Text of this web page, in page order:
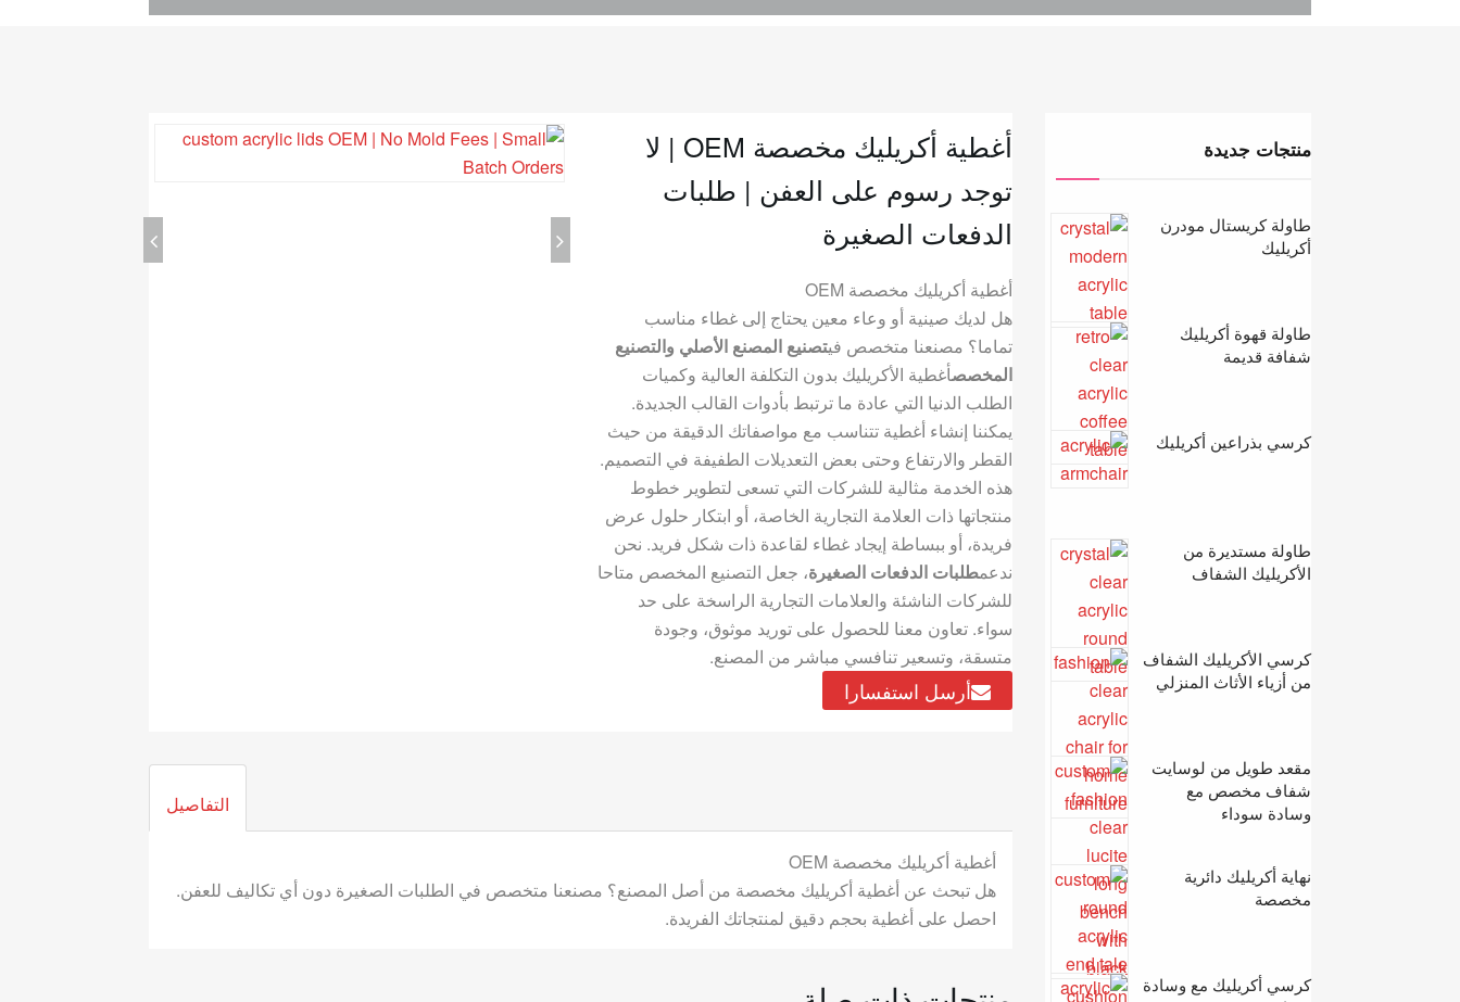
أغطية أكريليك مخصصة OEM | لا
توجد رسوم على العفن | طلبات
الدفعات الصغيرة
أغطية أكريليك مخصصة OEM
هل لديك صينية أو وعاء معين يحتاج إلى غطاء مناسب
تماما؟ مصنعنا متخصص فيتصنيع المصنع الأصلي والتصنيع
المخصصأغطية الأكريليك بدون التكلفة العالية وكميات
الطلب الدنيا التي عادة ما ترتبط بأدوات القالب الجديدة.
يمكننا إنشاء أغطية تتناسب مع مواصفاتك الدقيقة من حيث
القطر والارتفاع وحتى بعض التعديلات الطفيفة في التصميم.
هذه الخدمة مثالية للشركات التي تسعى لتطوير خطوط
منتجاتها ذات العلامة التجارية الخاصة، أو ابتكار حلول عرض
فريدة، أو ببساطة إيجاد غطاء لقاعدة ذات شكل فريد. نحن
ندعمطلبات الدفعات الصغيرة، جعل التصنيع المخصص متاحا
للشركات الناشئة والعلامات التجارية الراسخة على حد
سواء. تعاون معنا للحصول على توريد موثوق، وجودة
متسقة، وتسعير تنافسي مباشر من المصنع.
أرسل استفسارا
التفاصيل
أغطية أكريليك مخصصة OEM
هل تبحث عن أغطية أكريليك مخصصة من أصل المصنع؟ مصنعنا متخصص في الطلبات الصغيرة دون أي تكاليف للعفن.
احصل على أغطية بحجم دقيق لمنتجاتك الفريدة.
منتجات جديدة
طاولة كريستال مودرن
أكريليك
طاولة قهوة أكريليك
شفافة قديمة
كرسي بذراعين أكريليك
طاولة مستديرة من
الأكريليك الشفاف
كرسي الأكريليك الشفاف
من أزياء الأثاث المنزلي
مقعد طويل من لوسايت
شفاف مخصص مع
وسادة سوداء
نهاية أكريليك دائرية
مخصصة
كرسي أكريليك مع وسادة